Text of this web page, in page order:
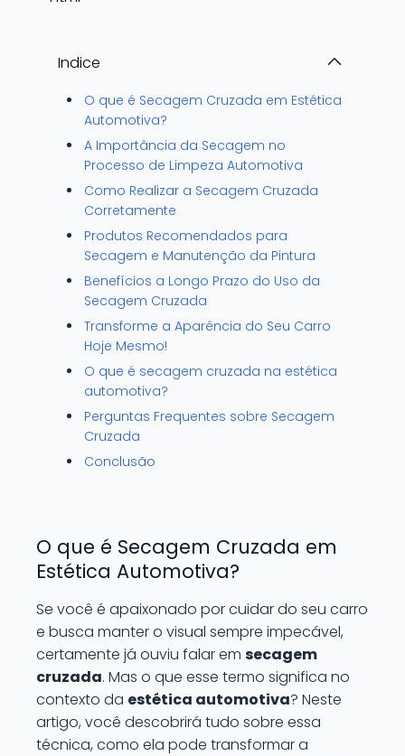
Indice
O que é Secagem Cruzada em Estética
Automotiva?
A Importância da Secagem no
Processo de Limpeza Automotiva
Como Realizar a Secagem Cruzada
Corretamente
Produtos Recomendados para
Secagem e Manutenção da Pintura
Benefícios a Longo Prazo do Uso da
Secagem Cruzada
Transforme a Aparência do Seu Carro
Hoje Mesmo!
O que é secagem cruzada na estética
automotiva?
Perguntas Frequentes sobre Secagem
Cruzada
Conclusão
O que é Secagem Cruzada em
Estética Automotiva?
Se você é apaixonado por cuidar do seu carro
e busca manter o visual sempre impecável,
certamente já ouviu falar em secagem
cruzada. Mas o que esse termo significa no
contexto da estética automotiva? Neste
artigo, você descobrirá tudo sobre essa
técnica, como ela pode transformar a